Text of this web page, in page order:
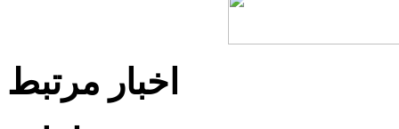
اخبار مرتبط